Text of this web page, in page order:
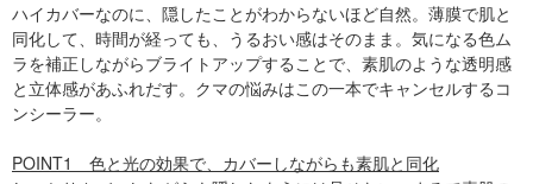
ハイカバーなのに、隠したことがわからないほど自然。薄膜で肌と
同化して、時間が経っても、うるおい感はそのまま。気になる色ム
ラを補正しながらブライトアップすることで、素肌のような透明感
と立体感があふれだす。クマの悩みはこの一本でキャンセルするコ
ンシーラー。
POINT1 色と光の効果で、カバーしながらも素肌と同化